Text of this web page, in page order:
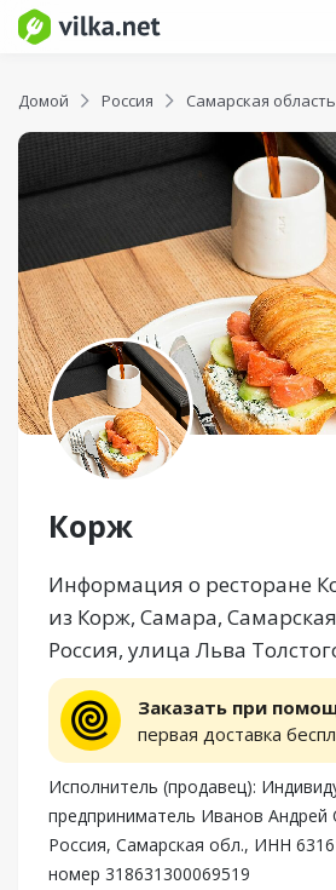
Домой Россия Самарская область
Корж
Информация о ресторане
из Корж, Самара,
Россия, улица Льва
Заказать при
первая доставка
Исполнитель (продавец):
предприниматель Иванов Андрей
Россия, Самарская обл., ИНН
номер 318631300069519